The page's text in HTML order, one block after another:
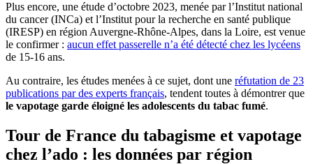
Plus encore, une étude d’octobre 2023, menée par l’Institut national
du cancer (INCa) et l’Institut pour la recherche en santé publique
(IRESP) en région Auvergne-Rhône-Alpes, dans la Loire, est venue
le confirmer : aucun effet passerelle n’a été détecté chez les lycéens
de 15-16 ans.
Au contraire, les études menées à ce sujet, dont une réfutation de 23
publications par des experts français, tendent toutes à démontrer que
le vapotage garde éloigné les adolescents du tabac fumé.
Tour de France du tabagisme et vapotage
chez l’ado : les données par région